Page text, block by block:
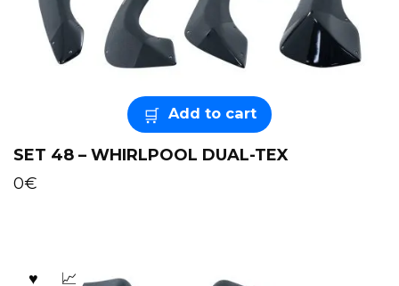
Add to cart
SET 48 – WHIRLPOOL DUAL-TEX
0€